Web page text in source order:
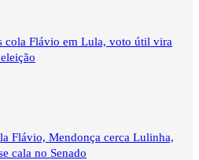
cola Flávio em Lula, voto útil vira
Flávio, Mendonça cerca Lulinha,
cala no Senado